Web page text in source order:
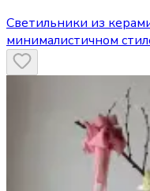
Светильники из
минималистичном